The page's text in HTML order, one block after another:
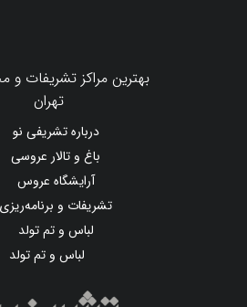
بهترین مراکز تشریفات و
تهران
درباره تشریفی نو
باغ و تالار عروسی
آرایشگاه عروس
تشریفات و برنامه‌ریزی
لباس و تم تولد
لباس و تم تولد